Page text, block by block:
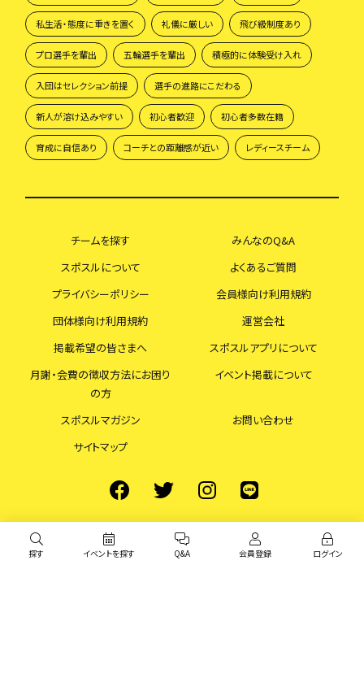
私生活・態度に重きを置く 礼儀に厳しい 飛び級制度あり
プロ選手を輩出 五輪選手を輩出 積極的に体験受け入れ
入団はセレクション前提 選手の進路にこだわる
新人が溶け込みやすい 初心者歓迎 初心者多数在籍
育成に自信あり コーチとの距離感が近い レディースチーム
チームを探す
みんなのQ&A
スポスルについて
よくあるご質問
プライバシーポリシー
会員様向け利用規約
団体様向け利用規約
運営会社
掲載希望の皆さまへ
スポスルアプリについて
月謝・会費の徴収方法にお困り
の方
イベント掲載について
スポスルマガジン
お問い合わせ
サイトマップ
探す イベントを探す Q&A 会員登録 ログイン